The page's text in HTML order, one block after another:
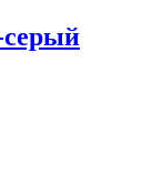
серый